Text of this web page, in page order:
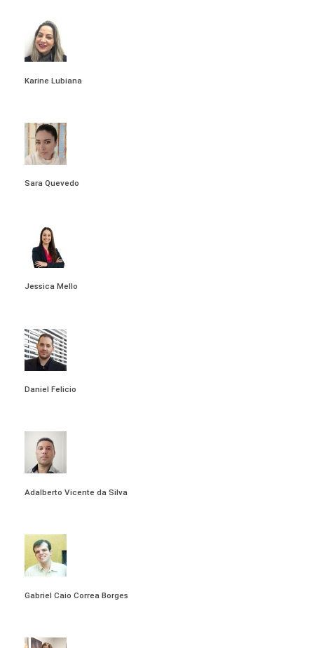
Karine Lubiana
Sara Quevedo
Jessica Mello
Daniel Felicio
Adalberto Vicente da Silva
Gabriel Caio Correa Borges